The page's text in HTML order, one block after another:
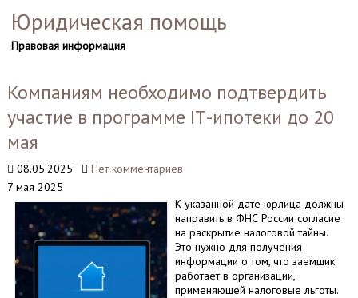
Юридическая помощь
Правовая информация
Компаниям необходимо подтвердить
участие в программе IТ-ипотеки до 20
мая
08.05.2025
Нет комментариев
7 мая 2025
К указанной дате юрлица должны
направить в ФНС России согласие
на раскрытие налоговой тайны.
Это нужно для получения
информации о том, что заемщик
работает в организации,
применяющей налоговые льготы.